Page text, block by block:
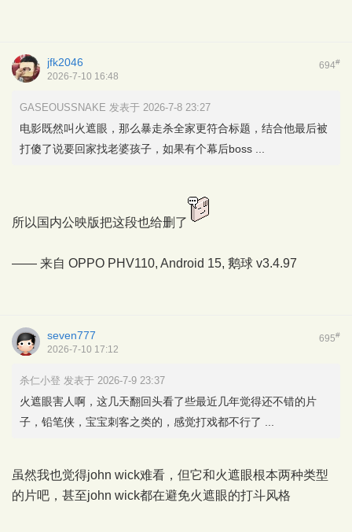
694#
jfk2046
2026-7-10 16:48
GASEOUSSNAKE 发表于 2026-7-8 23:27
电影既然叫火遮眼，那么暴走杀全家更符合标题，结合他最后被
打傻了说要回家找老婆孩子，如果有个幕后boss ...
所以国内公映版把这段也给删了
—— 来自 OPPO PHV110, Android 15, 鹅球 v3.4.97
695#
seven777
2026-7-10 17:12
杀仁小登 发表于 2026-7-9 23:37
火遮眼害人啊，这几天翻回头看了些最近几年觉得还不错的片
子，铅笔侠，宝宝刺客之类的，感觉打戏都不行了 ...
虽然我也觉得john wick难看，但它和火遮眼根本两种类型
的片吧，甚至john wick都在避免火遮眼的打斗风格